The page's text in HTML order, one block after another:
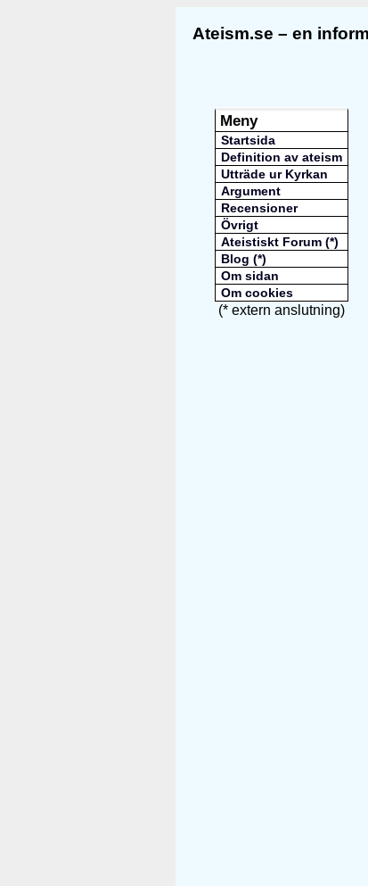
Ateism.se – en
Meny
Startsida
Definition av ateism
Utträde ur Kyrkan
Argument
Recensioner
Övrigt
Ateistiskt Forum (*)
Blog (*)
Om sidan
Om cookies
(* extern anslutning)